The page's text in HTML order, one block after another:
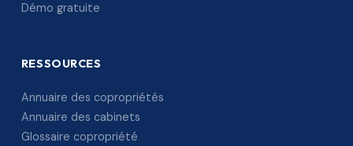
Démo gratuite
RESSOURCES
Annuaire des copropriétés
Annuaire des cabinets
Glossaire copropriété